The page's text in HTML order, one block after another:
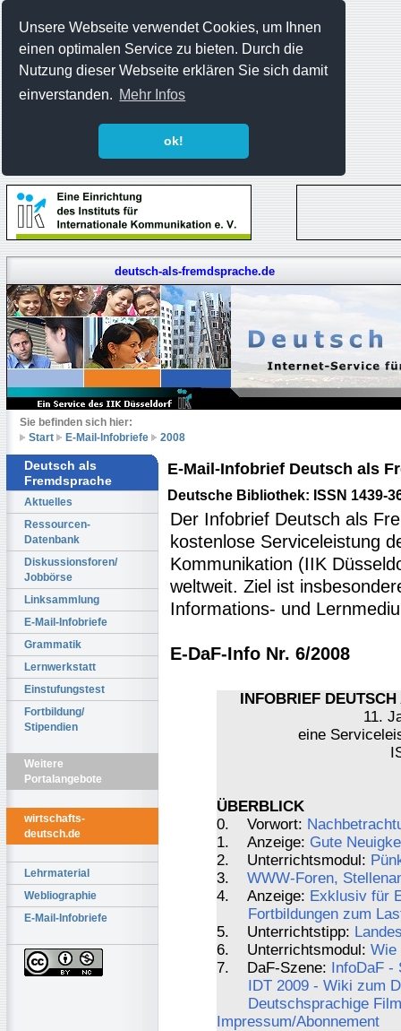
Unsere Webseite verwendet Cookies, um Ihnen
einen optimalen Service zu bieten. Durch die
Nutzung dieser Webseite erklären Sie sich damit
einverstanden. Mehr Infos
ok!
deutsch-als-fremdsprache.de
Sie befinden sich hier:
Start
E-Mail-Infobriefe 2008
Deutsch als
Fremdsprache
Aktuelles
Ressourcen-
Datenbank
Diskussionsforen/
Jobbörse
Linksammlung
E-Mail-Infobriefe
Grammatik
Lernwerkstatt
Einstufungstest
Fortbildung/
Stipendien
Weitere
Portalangebote
wirtschafts-
deutsch.de
Lehrmaterial
Webliographie
E-Mail-Infobriefe
E-Mail-Infobrief Deutsch als
Deutsche Bibliothek: ISSN 1439-
Der Infobrief Deutsch als
kostenlose Serviceleistung
Kommunikation (IIK
weltweit. Ziel ist
Informations- und
E-DaF-Info Nr. 6/2008
INFOBRIEF
11.
eine
ÜBERBLICK
0. Vorwort:
1. Anzeige: Gute
2. Unterrichtsmodul:
3. WWW-Foren,
4. Anzeige: Exklusiv für
Fortbildungen zum
5. Unterrichtstipp:
6. Unterrichtsmodul: Wie
7. DaF-Szene: InfoDaF -
IDT 2009 - Wiki zum
Deutschsprachige
Impressum/Abonnement